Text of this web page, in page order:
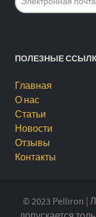
ПОЛЕЗНЫЕ
Главная
О нас
Статьи
Новости
Отзывы
Контакты
© 2023 Pelliron |